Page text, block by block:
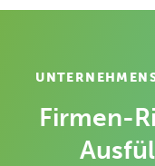
Firmen-